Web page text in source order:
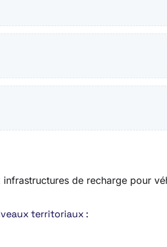
de recharge pour
territoriaux :